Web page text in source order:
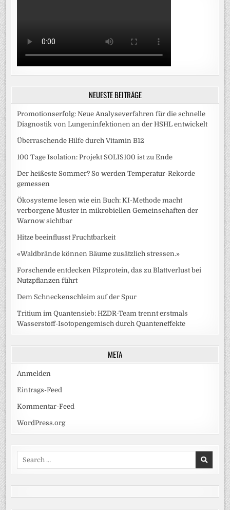
NEUESTE BEITRÄGE
Promotionserfolg: Neue Analyseverfahren für die schnelle
Diagnostik von Lungeninfektionen an der HSHL entwickelt
Überraschende Hilfe durch Vitamin B12
100 Tage Isolation: Projekt SOLIS100 ist zu Ende
Der heißeste Sommer? So werden Temperatur-Rekorde
gemessen
Ökosysteme lesen wie ein Buch: KI-Methode macht
verborgene Muster in mikrobiellen Gemeinschaften der
Warnow sichtbar
Hitze beeinflusst Fruchtbarkeit
«Waldbrände können Bäume zusätzlich stressen.»
Forschende entdecken Pilzprotein, das zu Blattverlust bei
Nutzpflanzen führt
Dem Schneckenschleim auf der Spur
Tritium im Quantensieb: HZDR-Team trennt erstmals
Wasserstoff-Isotopengemisch durch Quanteneffekte
META
Anmelden
Eintrags-Feed
Kommentar-Feed
WordPress.org